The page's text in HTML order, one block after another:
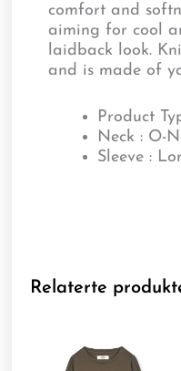
comfort and
aiming for cool
laidback look.
and is made of
Product
Neck : O-
Sleeve :
Relaterte